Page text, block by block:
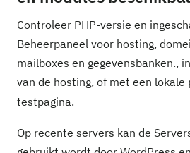
Controleer PHP-versie en
Beheerpaneel voor hosting,
mailboxes en gegevensbanken.,
van de hosting, of met een lokale
testpagina.
Op recente servers kan de